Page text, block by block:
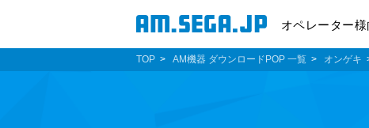
オペレーター
TOP AM機器 ダウンロードPOP 一覧 オンゲキ